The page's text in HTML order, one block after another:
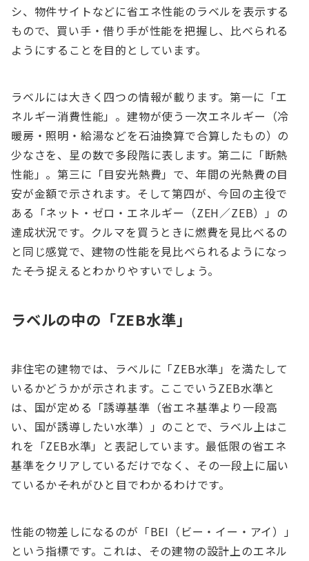
シ、物件サイトなどに省エネ性能のラベルを表示する
もので、買い手・借り手が性能を把握し、比べられる
ようにすることを目的としています。
ラベルには大きく四つの情報が載ります。第一に「エ
ネルギー消費性能」。建物が使う一次エネルギー（冷
暖房・照明・給湯などを石油換算で合算したもの）の
少なさを、星の数で多段階に表します。第二に「断熱
性能」。第三に「目安光熱費」で、年間の光熱費の目
安が金額で示されます。そして第四が、今回の主役で
ある「ネット・ゼロ・エネルギー（ZEH／ZEB）」の
達成状況です。クルマを買うときに燃費を見比べるの
と同じ感覚で、建物の性能を見比べられるようになっ
た――そう捉えるとわかりやすいでしょう。
ラベルの中の「ZEB水準」
非住宅の建物では、ラベルに「ZEB水準」を満たして
いるかどうかが示されます。ここでいうZEB水準と
は、国が定める「誘導基準（省エネ基準より一段高
い、国が誘導したい水準）」のことで、ラベル上はこ
れを「ZEB水準」と表記しています。最低限の省エネ
基準をクリアしているだけでなく、その一段上に届い
ているか――それがひと目でわかるわけです。
性能の物差しになるのが「BEI（ビー・イー・アイ）」
という指標です。これは、その建物の設計上のエネル